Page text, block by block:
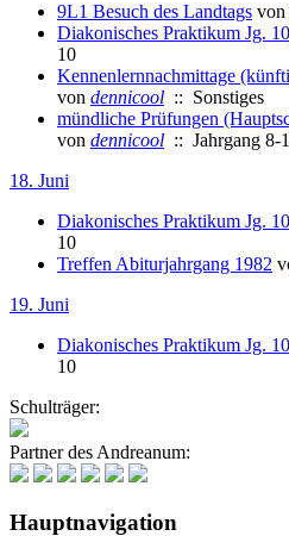
9L1 Besuch des Landtags von
Diakonisches Praktikum Jg. 10
10
Kennenlernnachmittage
von dennicool :: Sonstiges
mündliche Prüfungen
von dennicool :: Jahrgang 8-
18. Juni
Diakonisches Praktikum Jg. 10
10
Treffen Abiturjahrgang 1982
19. Juni
Diakonisches Praktikum Jg. 10
10
Schulträger:
Partner des Andreanum:
Hauptnavigation